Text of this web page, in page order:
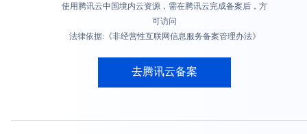
使用腾讯云中国境内云资源，需在腾讯云完成备案后，方
可访问
法律依据:《非经营性互联网信息服务备案管理办法》
去腾讯云备案